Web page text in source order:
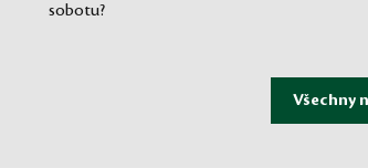
sobotu?